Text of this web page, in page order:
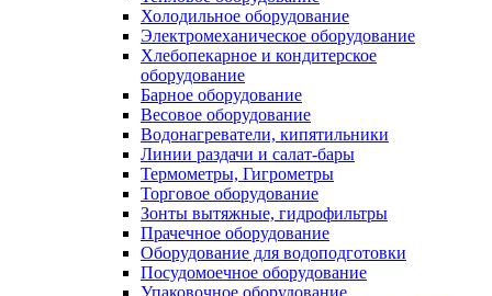
Холодильное оборудование
Электромеханическое оборудование
Хлебопекарное и кондитерское
оборудование
Барное оборудование
Весовое оборудование
Водонагреватели, кипятильники
Линии раздачи и салат-бары
Термометры, Гигрометры
Торговое оборудование
Зонты вытяжные, гидрофильтры
Прачечное оборудование
Оборудование для водоподготовки
Посудомоечное оборудование
Упаковочное оборудование